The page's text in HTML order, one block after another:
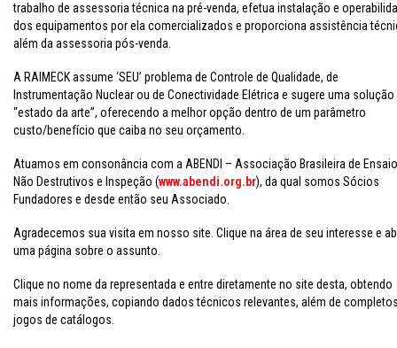
trabalho de assessoria técnica na pré-venda, efetua instalação e
dos equipamentos por ela comercializados e proporciona assistência
além da assessoria pós-venda.
A RAIMECK assume ‘SEU’ problema de Controle de Qualidade, de
Instrumentação Nuclear ou de Conectividade Elétrica e sugere uma solução
“estado da arte”, oferecendo a melhor opção dentro de um parâmetro
custo/benefício que caiba no seu orçamento.
Atuamos em consonância com a ABENDI – Associação Brasileira de
Não Destrutivos e Inspeção (www.abendi.org.br), da qual somos Sócios
Fundadores e desde então seu Associado.
Agradecemos sua visita em nosso site. Clique na área de seu interesse e
uma página sobre o assunto.
Clique no nome da representada e entre diretamente no site desta, obtendo
mais informações, copiando dados técnicos relevantes, além de
jogos de catálogos.